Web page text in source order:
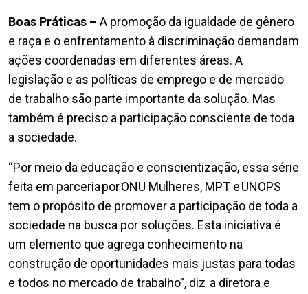
Boas Práticas – A promoção da igualdade de gênero
e raça e o enfrentamento à discriminação demandam
ações coordenadas em diferentes áreas. A
legislação e as políticas de emprego e de mercado
de trabalho são parte importante da solução. Mas
também é preciso a participação consciente de toda
a sociedade.
“Por meio da educação e conscientização, essa série
feita em parceria por ONU Mulheres, MPT e UNOPS
tem o propósito de promover a participação de toda a
sociedade na busca por soluções. Esta iniciativa é
um elemento que agrega conhecimento na
construção de oportunidades mais justas para todas
e todos no mercado de trabalho”, diz a diretora e